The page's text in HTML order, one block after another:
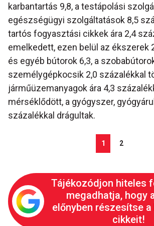
karbantartás 9,8, a testápolási
egészségügyi szolgáltatások 8,5
tartós fogyasztási cikkek ára 2,4
emelkedett, ezen belül az ékszerek
és egyéb bútorok 6,3, a
személygépkocsik 2,0 százalékkal
járműüzemanyagok ára 4,3
mérséklődött, a gyógyszer,
százalékkal drágultak.
1 2
Tájékozódjon hiteles
megadhatja, hogy
előnyben részesítse
cikkeit!